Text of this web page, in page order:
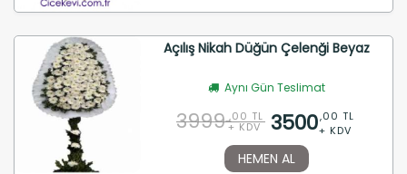
Açılış Nikah Düğün Çelenği Beyaz
Aynı Gün Teslimat
3999 ,00 TL
+ KDV 3500,00 TL
+ KDV
HEMEN AL